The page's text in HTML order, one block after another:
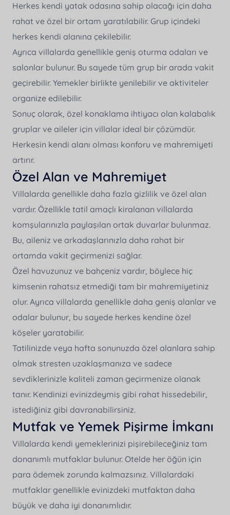
Herkes kendi yatak odasına sahip olacağı için daha
rahat ve özel bir ortam yaratılabilir. Grup içindeki
herkes kendi alanına çekilebilir.
Ayrıca villalarda genellikle geniş oturma odaları ve
salonlar bulunur. Bu sayede tüm grup bir arada vakit
geçirebilir. Yemekler birlikte yenilebilir ve aktiviteler
organize edilebilir.
Sonuç olarak, özel konaklama ihtiyacı olan kalabalık
gruplar ve aileler için villalar ideal bir çözümdür.
Herkesin kendi alanı olması konforu ve mahremiyeti
artırır.
Özel Alan ve Mahremiyet
Villalarda genellikle daha fazla gizlilik ve özel alan
vardır. Özellikle tatil amaçlı kiralanan villalarda
komşularınızla paylaşılan ortak duvarlar bulunmaz.
Bu, aileniz ve arkadaşlarınızla daha rahat bir
ortamda vakit geçirmenizi sağlar.
Özel havuzunuz ve bahçeniz vardır, böylece hiç
kimsenin rahatsız etmediği tam bir mahremiyetiniz
olur. Ayrıca villalarda genellikle daha geniş alanlar ve
odalar bulunur, bu sayede herkes kendine özel
köşeler yaratabilir.
Tatilinizde veya hafta sonunuzda özel alanlara sahip
olmak stresten uzaklaşmanıza ve sadece
sevdiklerinizle kaliteli zaman geçirmenize olanak
tanır. Kendinizi evinizdeymiş gibi rahat hissedebilir,
istediğiniz gibi davranabilirsiniz.
Mutfak ve Yemek Pişirme İmkanı
Villalarda kendi yemeklerinizi pişirebileceğiniz tam
donanımlı mutfaklar bulunur. Otelde her öğün için
para ödemek zorunda kalmazsınız. Villalardaki
mutfaklar genellikle evinizdeki mutfaktan daha
büyük ve daha iyi donanımlıdır.